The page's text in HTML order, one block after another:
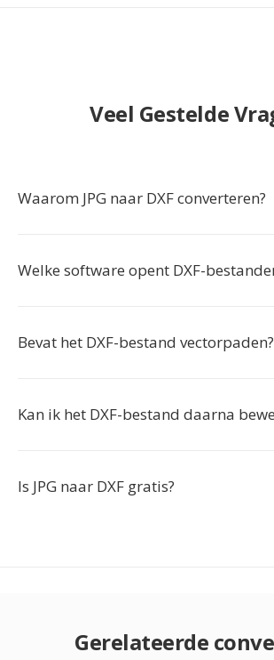
Veel Gestelde
Waarom JPG naar DXF converteren?
Welke software opent DXF-
Bevat het DXF-bestand vectorpaden?
Kan ik het DXF-bestand daarna
Is JPG naar DXF gratis?
Gerelateerde